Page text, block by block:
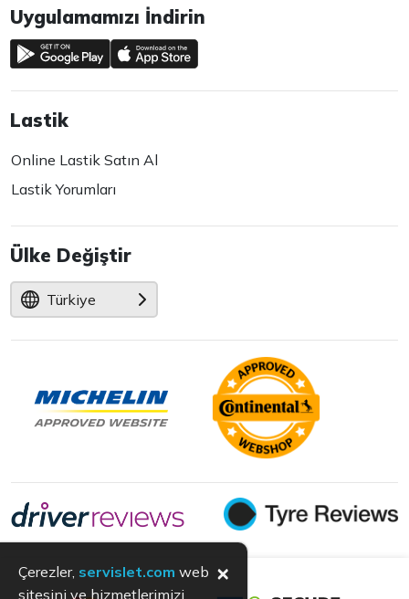
Uygulamamızı İndirin
Lastik
Online Lastik Satın Al
Lastik Yorumları
Ülke Değiştir
Türkiye
Çerezler, servislet.com web
sitesini ve hizmetlerimizi
×